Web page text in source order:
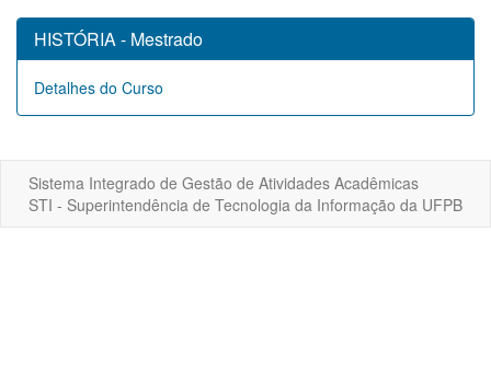
HISTÓRIA - Mestrado
Detalhes do Curso
Sistema Integrado de Gestão de Atividades Acadêmicas
STI - Superintendência de Tecnologia da Informação da UFPB